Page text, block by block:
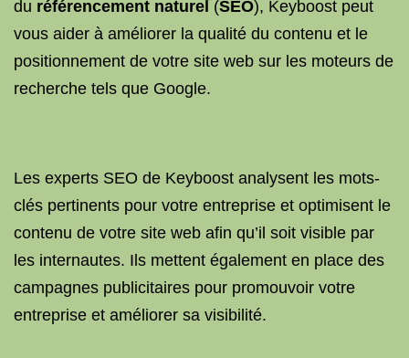
du référencement naturel (SEO), Keyboost peut
vous aider à améliorer la qualité du contenu et le
positionnement de votre site web sur les moteurs de
recherche tels que Google.
Les experts SEO de Keyboost analysent les mots-
clés pertinents pour votre entreprise et optimisent le
contenu de votre site web afin qu’il soit visible par
les internautes. Ils mettent également en place des
campagnes publicitaires pour promouvoir votre
entreprise et améliorer sa visibilité.